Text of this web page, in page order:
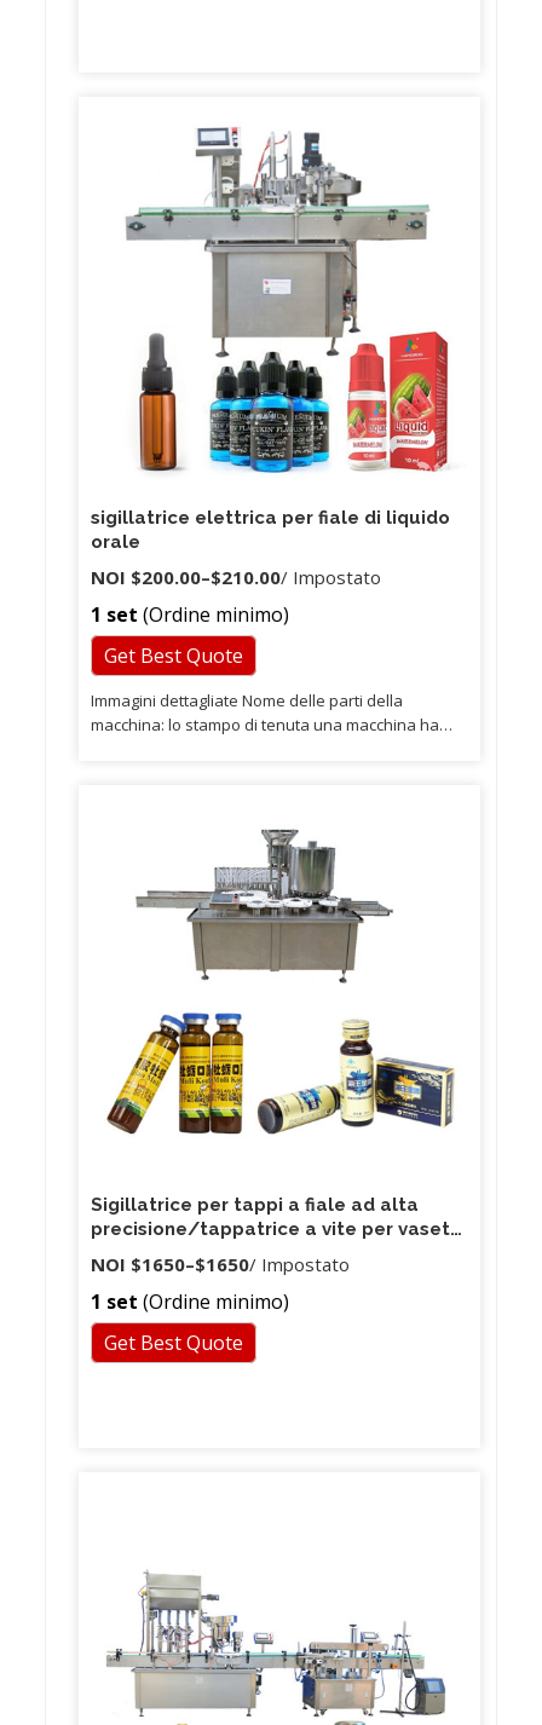
sigillatrice elettrica per fiale di liquido
orale
NOI $200.00–$210.00/ Impostato
1 set (Ordine minimo)
Get Best Quote
Immagini dettagliate Nome delle parti della
macchina: lo stampo di tenuta una macchina ha
fiale filtrate. Se hai qualche domanda, non esitare
a contattarci e siamo in servizio durante tutte le 24
Sigillatrice per tappi a fiale ad alta
precisione/tappatrice a vite per vasetti
di vetro/sigillatrice per vasetti
NOI $1650–$1650/ Impostato
1 set (Ordine minimo)
Get Best Quote